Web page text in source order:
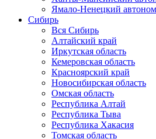
Ямало-Ненецкий
Сибирь
Вся Сибирь
Алтайский край
Иркутская область
Кемеровская область
Красноярский край
Новосибирская область
Омская область
Республика Алтай
Республика Тыва
Республика Хакасия
Томская область